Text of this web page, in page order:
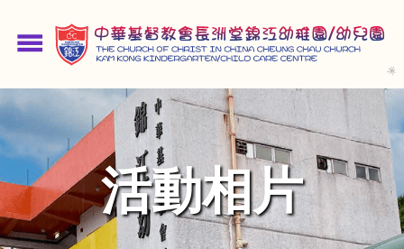
內
容
menu
活動相片